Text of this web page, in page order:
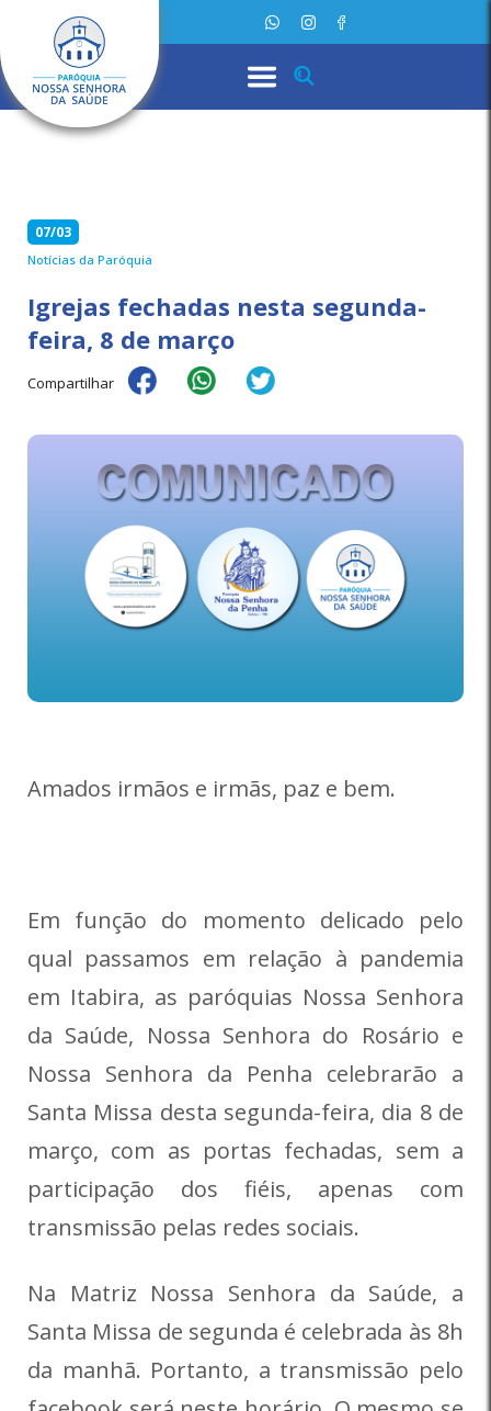
07/03
Notícias da Paróquia
Igrejas fechadas nesta segunda-
feira, 8 de março
Compartilhar
Amados irmãos e irmãs, paz e bem.
Em função do momento delicado pelo
qual passamos em relação à pandemia
em Itabira, as paróquias Nossa Senhora
da Saúde, Nossa Senhora do Rosário e
Nossa Senhora da Penha celebrarão a
Santa Missa desta segunda-feira, dia 8 de
março, com as portas fechadas, sem a
participação dos fiéis, apenas com
transmissão pelas redes sociais.
Na Matriz Nossa Senhora da Saúde, a
Santa Missa de segunda é celebrada às 8h
da manhã. Portanto, a transmissão pelo